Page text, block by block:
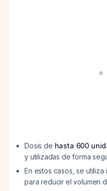
Dosis de hasta 600
y utilizadas de forma
En estos casos, se
para reducir el volumen